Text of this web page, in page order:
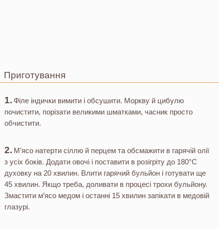
Приготування
Філе індички вимити і обсушити. Моркву й цибулю
почистити, порізати великими шматками, часник просто
обчистити.
М’ясо натерти сіллю й перцем та обсмажити в гарячій олії
з усіх боків. Додати овочі і поставити в розігріту до 180°С
духовку на 20 хвилин. Влити гарячий бульйон і готувати ще
45 хвилин. Якщо треба, доливати в процесі трохи бульйону.
Змастити м’ясо медом і останні 15 хвилин запікати в медовій
глазурі.